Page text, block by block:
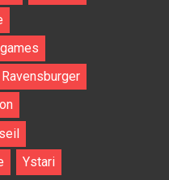
Ravensburger
Ystari